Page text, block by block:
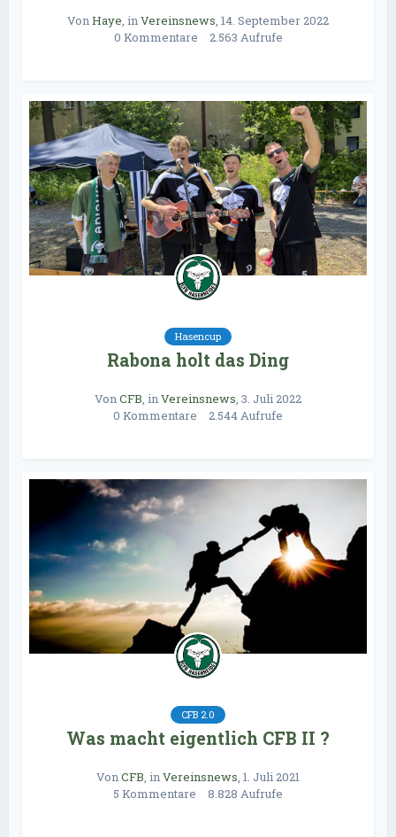
VonHaye, inVereinsnews, 14. September 2022
0 Kommentare
2.563 Aufrufe
Hasencup
Rabona holt das Ding
VonCFB, inVereinsnews, 3. Juli 2022
0 Kommentare
2.544 Aufrufe
CFB 2.0
Was macht eigentlich CFB II ?
VonCFB, inVereinsnews, 1. Juli 2021
5 Kommentare
8.828 Aufrufe